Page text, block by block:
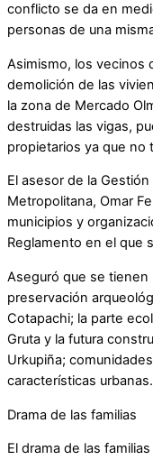
conflicto se da en
personas de una
Asimismo, los vecinos
demolición de las
la zona de Mercado
destruidas las vigas,
propietarios ya que no
El asesor de la
Metropolitana, Omar
municipios y
Reglamento en el que
Aseguró que se
preservación
Cotapachi; la parte
Gruta y la futura
Urkupiña;
características urbanas.
Drama de las familias
El drama de las